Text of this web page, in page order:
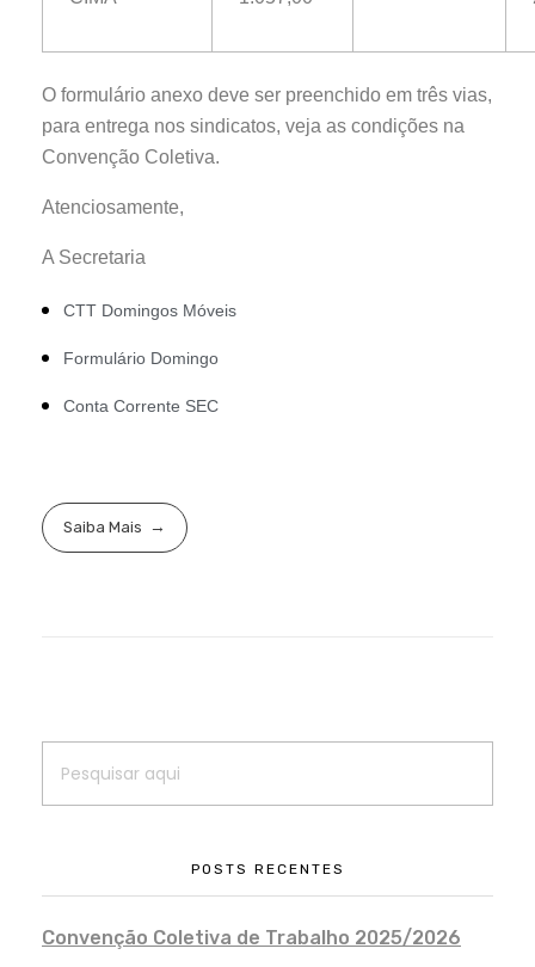
O formulário anexo deve ser preenchido em três vias,
para entrega nos sindicatos, veja as condições na
Convenção Coletiva.
Atenciosamente,
A Secretaria
CTT Domingos Móveis
Formulário Domingo
Conta Corrente SEC
Saiba Mais
POSTS RECENTES
Convenção Coletiva de Trabalho 2025/2026